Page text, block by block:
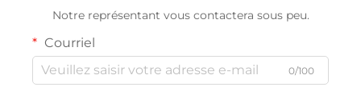
Notre représentant vous contactera sous peu.
Courriel
0/100